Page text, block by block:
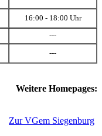
16:00 - 18:00 Uhr
---
---
Weitere Homepages:
Zur VGem Siegenburg